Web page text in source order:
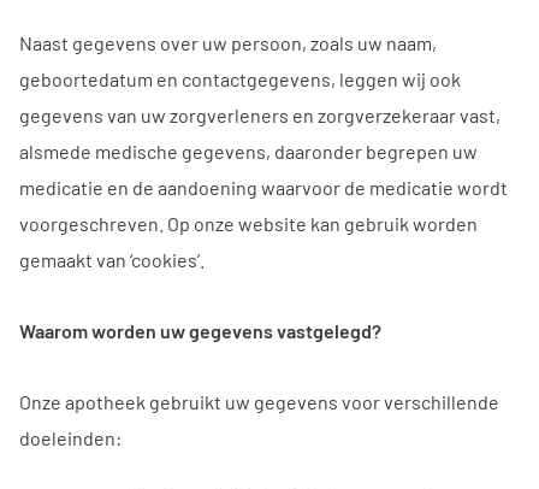
Naast gegevens over uw persoon, zoals uw naam,
geboortedatum en contactgegevens, leggen wij ook
gegevens van uw zorgverleners en zorgverzekeraar vast,
alsmede medische gegevens, daaronder begrepen uw
medicatie en de aandoening waarvoor de medicatie wordt
voorgeschreven. Op onze website kan gebruik worden
gemaakt van ‘cookies’.
Waarom worden uw gegevens vastgelegd?
Onze apotheek gebruikt uw gegevens voor verschillende
doeleinden: